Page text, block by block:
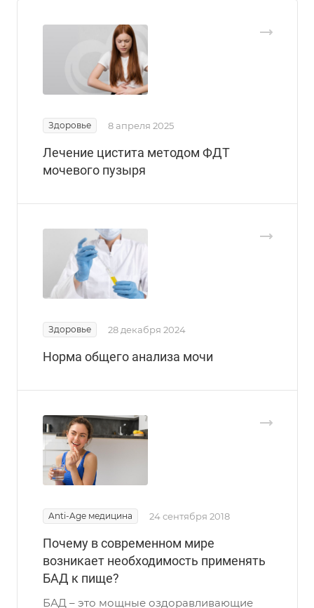
Здоровье 8 апреля 2025
Лечение цистита методом ФДТ
мочевого пузыря
Здоровье 28 декабря 2024
Норма общего анализа мочи
Anti-Age медицина 24 сентября 2018
Почему в современном мире
возникает необходимость применять
БАД к пище?
БАД – это мощные оздоравливающие